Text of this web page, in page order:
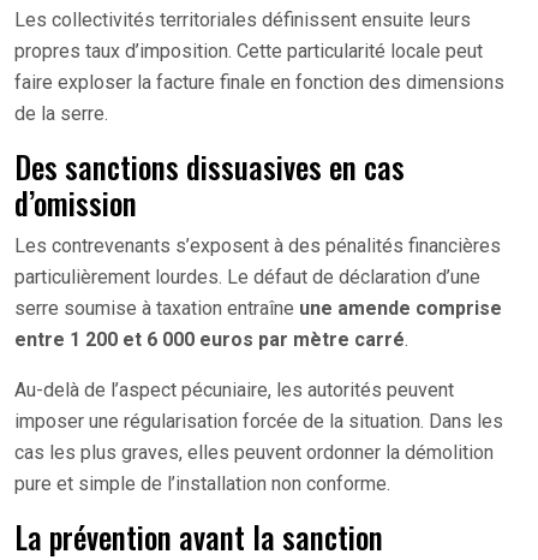
Les collectivités territoriales définissent ensuite leurs
propres taux d’imposition. Cette particularité locale peut
faire exploser la facture finale en fonction des dimensions
de la serre.
Des sanctions dissuasives en cas
d’omission
Les contrevenants s’exposent à des pénalités financières
particulièrement lourdes. Le défaut de déclaration d’une
serre soumise à taxation entraîne une amende comprise
entre 1 200 et 6 000 euros par mètre carré.
Au-delà de l’aspect pécuniaire, les autorités peuvent
imposer une régularisation forcée de la situation. Dans les
cas les plus graves, elles peuvent ordonner la démolition
pure et simple de l’installation non conforme.
La prévention avant la sanction